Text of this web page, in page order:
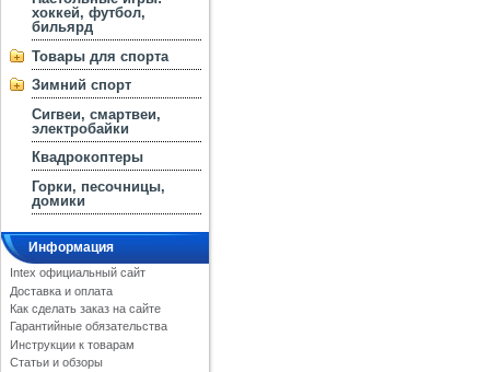
хоккей, футбол,
бильярд
Товары для спорта
Зимний спорт
Сигвеи, смартвеи,
электробайки
Квадрокоптеры
Горки, песочницы,
домики
Информация
Intex официальный сайт
Доставка и оплата
Как сделать заказ на сайте
Гарантийные обязательства
Инструкции к товарам
Статьи и обзоры